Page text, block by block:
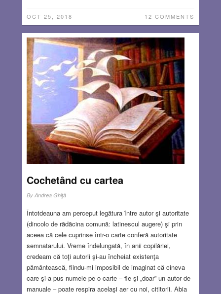
OCT 25, 2018 12 COMMENTS
Cochetând cu cartea
By Andrea Ghiţă
Întotdeauna am perceput legătura între autor şi autoritate
(dincolo de rădăcina comună: latinescul augere) şi prin
aceea că cele cuprinse într-o carte conferă autoritate
semnatarului. Vreme îndelungată, în anii copilăriei,
credeam că toţi autorii şi-au încheiat existenţa
pământească, fiindu-mi imposibil de imaginat că cineva
care şi-a pus numele pe o carte – fie şi „doar” un autor de
manuale – poate respira acelaşi aer cu noi, cititorii. Abia